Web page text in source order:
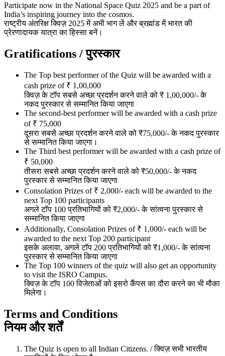
Participate now in the National Space Quiz 2025 and be a part of
India’s inspiring journey into the cosmos.
राष्ट्रीय अंतरिक्ष क्विज़ 2025 में अभी भाग लें और ब्रह्मांड में भारत की
प्रेरणादायक यात्रा का हिस्सा बनें।
Gratifications /पुरस्कार
The Top best performer of the Quiz will be awarded with a
cash prize of ₹ 1,00,000
क्विज़ के टॉप सबसे अच्छा प्रदर्शन करने वाले को ₹ 1,00,000/- के
नकद पुरस्कार से सम्मानित किया जाएगा
The second-best performer will be awarded with a cash prize
of ₹ 75,000
दूसरा सबसे अच्छा प्रदर्शन करने वाले को ₹75,000/- के नकद पुरस्कार
से सम्मानित किया जाएगा।
The Third best performer will be awarded with a cash prize of
₹ 50,000
तीसरा सबसे अच्छा प्रदर्शन करने वाले को ₹50,000/- के नकद
पुरस्कार से सम्मानित किया जाएगा
Consolation Prizes of ₹ 2,000/- each will be awarded to the
next Top 100 participants
अगले टॉप 100 प्रतिभागियों को ₹2,000/- के सांत्वना पुरस्कार से
सम्मानित किया जाएगा
Additionally, Consolation Prizes of ₹ 1,000/- each will be
awarded to the next Top 200 participant
इसके अलावा, अगले टॉप 200 प्रतिभागियों को ₹1,000/- के सांत्वना
पुरस्कार से सम्मानित किया जाएगा
The Top 100 winners of the quiz will also get an opportunity
to visit the ISRO Campus.
क्विज़ के टॉप 100 विजेताओं को इसरो कैंपस का दौरा करने का भी मौका
मिलेगा।
Terms and Conditions
नियम और शर्तें
The Quiz is open to all Indian Citizens. / क्विज़ सभी भारतीय